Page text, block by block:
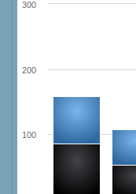
100
200
300